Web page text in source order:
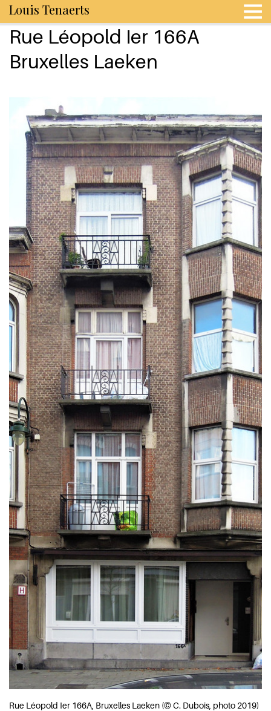
Louis Tenaerts
Rue Léopold Ier 166A
Bruxelles Laeken
Rue Léopold Ier 166A, Bruxelles Laeken (© C. Dubois, photo 2019)